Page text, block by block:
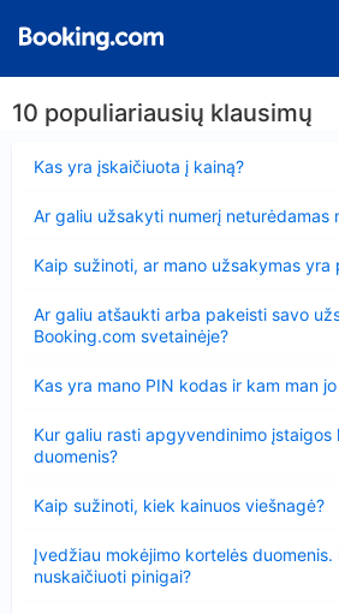
10 populiariausių klausimų
Kas yra įskaičiuota į kainą?
Ar galiu užsakyti numerį neturėdamas
Kaip sužinoti, ar mano užsakymas yra
Ar galiu atšaukti arba pakeisti savo
Booking.com svetainėje?
Kas yra mano PIN kodas ir kam man
Kur galiu rasti apgyvendinimo įstaigos
duomenis?
Kaip sužinoti, kiek kainuos viešnagė?
Įvedžiau mokėjimo kortelės duomenis.
nuskaičiuoti pinigai?